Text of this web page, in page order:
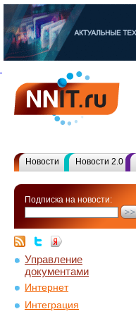
Новости Новости 2.0
Подписка на новости:
Управление
документами
Интернет
Интеграция